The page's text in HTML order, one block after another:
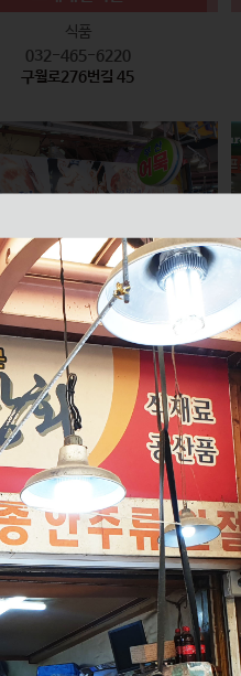
식품
032-465-6220
구월로276번길 45
미래반찬 / 부산어묵
식품
010-2596-8847
구월로276번길 70 1층